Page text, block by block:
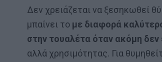
Δεν χρειάζεται να ξεσηκωθεί
μπαίνει το με διαφορά
στην τουαλέτα όταν ακόμη δεν
αλλά χρησιμότητας. Για